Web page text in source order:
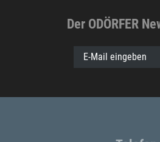
Der ODÖRFER
E-Mail eingeben